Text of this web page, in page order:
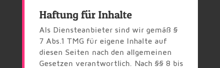
Haftung für Inhalte
Als Diensteanbieter sind wir gemäß §
7 Abs.1 TMG für eigene Inhalte auf
diesen Seiten nach den allgemeinen
Gesetzen verantwortlich. Nach §§ 8 bis